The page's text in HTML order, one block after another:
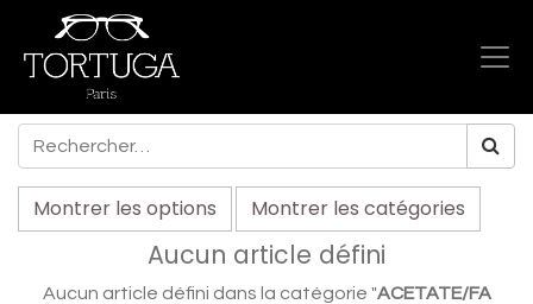
Montrer les options Montrer les catégories
Aucun article défini
Aucun article défini dans la catégorie "ACETATE/FA